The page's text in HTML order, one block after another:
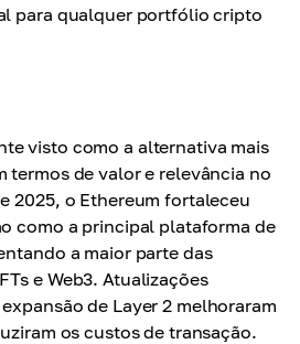
para qualquer portfólio cripto
visto como a alternativa mais
termos de valor e relevância no
2025, o Ethereum fortaleceu
como a principal plataforma de
a maior parte das
e Web3. Atualizações
de Layer 2 melhoraram
os custos de transação.